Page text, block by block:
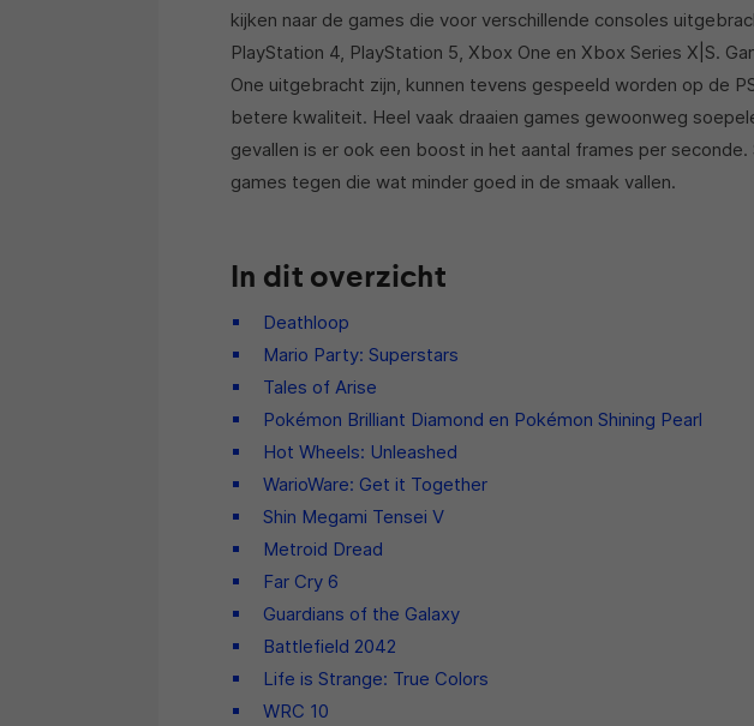
kijken naar de games die voor verschillende consoles
PlayStation 4, PlayStation 5, Xbox One en Xbox Series X|S.
One uitgebracht zijn, kunnen tevens gespeeld worden op de
betere kwaliteit. Heel vaak draaien games gewoonweg
gevallen is er ook een boost in het aantal frames per
games tegen die wat minder goed in de smaak vallen.
In dit overzicht
Deathloop
Mario Party: Superstars
Tales of Arise
Pokémon Brilliant Diamond en Pokémon Shining Pearl
Hot Wheels: Unleashed
WarioWare: Get it Together
Shin Megami Tensei V
Metroid Dread
Far Cry 6
Guardians of the Galaxy
Battlefield 2042
Life is Strange: True Colors
WRC 10